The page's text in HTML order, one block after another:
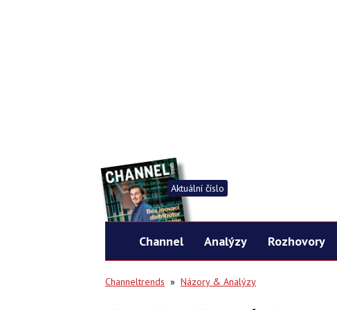
Aktuální číslo
Channel Analýzy Rozhovory
Channeltrends » Názory & Analýzy